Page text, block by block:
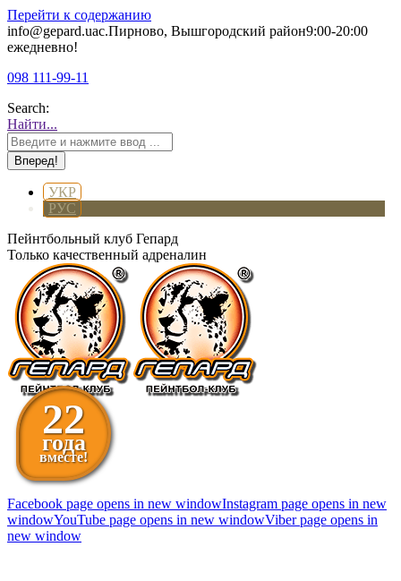
Перейти к содержанию
info@gepard.uaс.Пирново, Вышгородский район9:00-20:00
ежедневно!
098 111-99-11
Search:
Найти...
УКР
РУС
Пейнтбольный клуб Гепард
Только качественный адреналин
22
года
вместе!
Facebook page opens in new windowInstagram page opens in new
windowYouTube page opens in new windowViber page opens in
new window